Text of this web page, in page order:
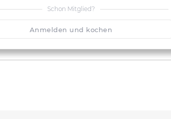
Schon Mitglied?
Anmelden und kochen